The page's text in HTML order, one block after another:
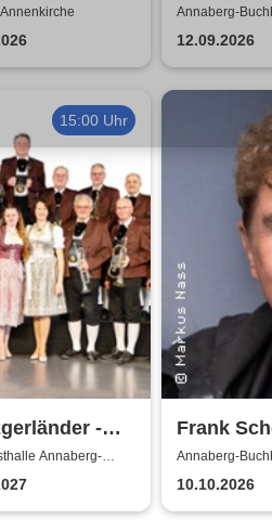
Volbeat
Annaberg-
Buchholz
12.09.2026
15:00 Uhr
-
Egerland
Annaberg-
Frank
Annaberg-
10.10.2026